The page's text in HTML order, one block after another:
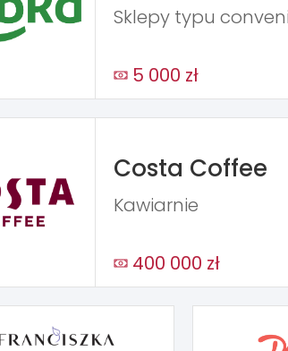
Sklepy typu
5 000 zł
Costa Coffee
Kawiarnie
400 000 zł